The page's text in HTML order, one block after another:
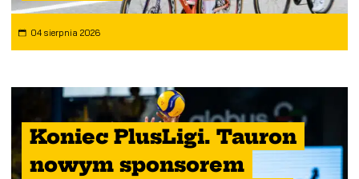
04 sierpnia 2026
Koniec PlusLigi. Tauron
nowym sponsorem